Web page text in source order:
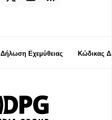
Δήλωση Εχεμύθειας Κώδικας